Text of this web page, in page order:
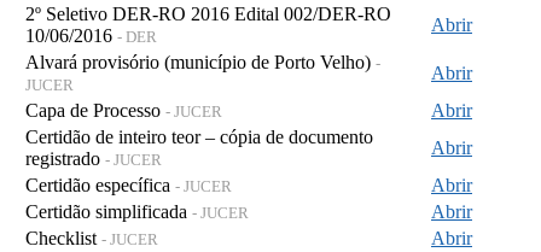
2º Seletivo DER-RO 2016 Edital 002/DER-RO
10/06/2016 - DER
Abrir
Alvará provisório (município de Porto Velho) -
JUCER
Abrir
Capa de Processo - JUCER
Abrir
Certidão de inteiro teor – cópia de documento
registrado - JUCER
Abrir
Certidão específica - JUCER
Abrir
Certidão simplificada - JUCER
Abrir
Checklist - JUCER
Abrir